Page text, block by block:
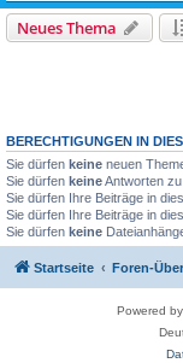
Neues Thema
BERECHTIGUNGEN IN
Sie dürfen keine neuen
Sie dürfen keineAntworten
Sie dürfen Ihre Beiträge in
Sie dürfen Ihre Beiträge in
Sie dürfen keine
Startseite Foren-
Powered by